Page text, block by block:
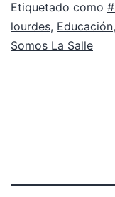
Etiquetado como
lourdes, Educación,
Somos La Salle